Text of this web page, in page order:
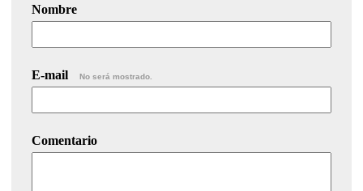
Nombre
E-mail No será mostrado.
Comentario